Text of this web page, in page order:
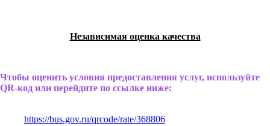
Независимая оценка качества
Чтобы оценить условия предоставления услуг, используйте
QR-код или перейдите по ссылке ниже:
https://bus.gov.ru/qrcode/rate/368806